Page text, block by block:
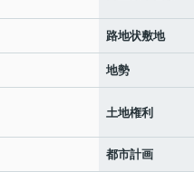
路地状敷地
地勢
土地権利
都市計画